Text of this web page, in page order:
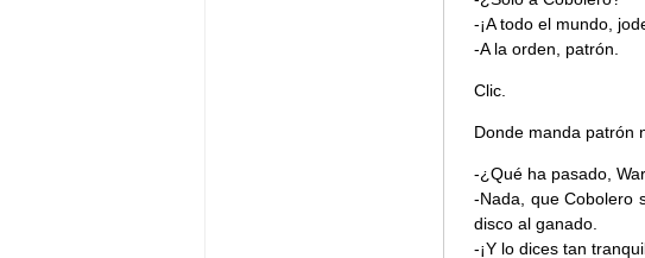
-¡A todo el mundo,
-A la orden, patrón.
Clic.
Donde manda patrón
-¿Qué ha pasado,
-Nada, que Cobolero
disco al ganado.
-¡Y lo dices tan